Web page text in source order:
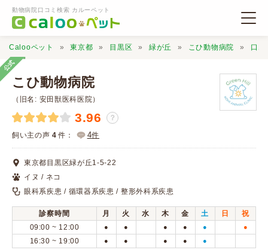
動物病院口コミ検索 カルーペット
動物病院検索
Calooペットとは？
口コミ投稿
Calooペット 東京都 目黒区 緑が丘 こひ動物病院 口コ
公式
こひ動物病院
（旧名: 安田獣医科医院）
3.96 ？
飼い主の声 4 件： 4件
東京都目黒区緑が丘1-5-22
イヌ / ネコ
眼科系疾患 / 循環器系疾患 / 整形外科系疾患
診察時間 月 火 水 木 金 土 日
祝
09:00 ~ 12:00
● ● ● ● ● ●
16:30 ~ 19:00 ● ● ● ● ●